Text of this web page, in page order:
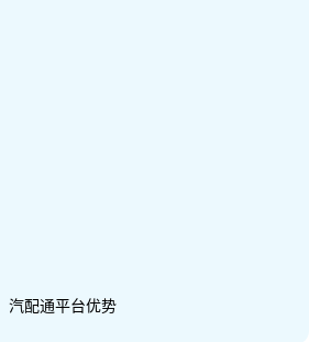
汽配通平台优势